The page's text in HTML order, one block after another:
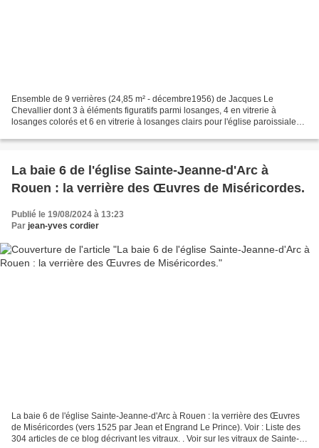
Ensemble de 9 verrières (24,85 m² - décembre1956) de Jacques Le
Chevallier dont 3 à éléments figuratifs parmi losanges, 4 en vitrerie à
losanges colorés et 6 en vitrerie à losanges clairs pour l'église paroissiale
La baie 6 de l'église Sainte-Jeanne-d'Arc à
Rouen : la verrière des Œuvres de Miséricordes.
Publié le 19/08/2024 à 13:23
Par jean-yves cordier
La baie 6 de l'église Sainte-Jeanne-d'Arc à Rouen : la verrière des Œuvres
de Miséricordes (vers 1525 par Jean et Engrand Le Prince). Voir : Liste des
304 articles de ce blog décrivant les vitraux. . Voir sur les vitraux de Sainte-